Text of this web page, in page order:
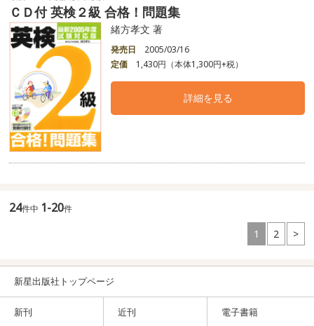
ＣＤ付 英検２級 合格！問題集
緒方孝文 著
発売日
2005/03/16
定価
1,430円（本体1,300円+税）
詳細を見る
24件中 1-20件
1 2 >
新星出版社トップページ
新刊 近刊 電子書籍